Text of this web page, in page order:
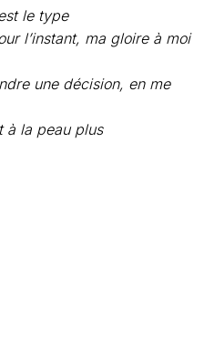
le type
l’instant, ma gloire à moi
une décision, en me
à la peau plus